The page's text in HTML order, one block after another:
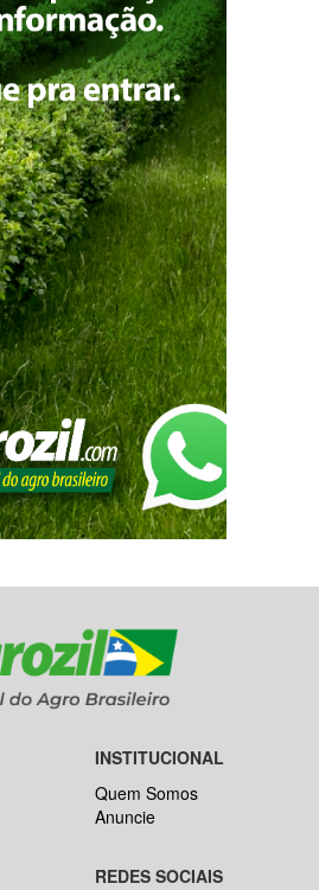
INSTITUCIONAL
Quem Somos
Anuncie
REDES SOCIAIS